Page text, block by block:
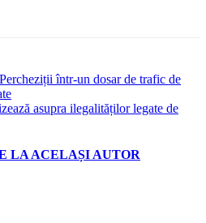
într-un dosar de trafic de
asupra ilegalităților legate de
LA ACELAȘI AUTOR